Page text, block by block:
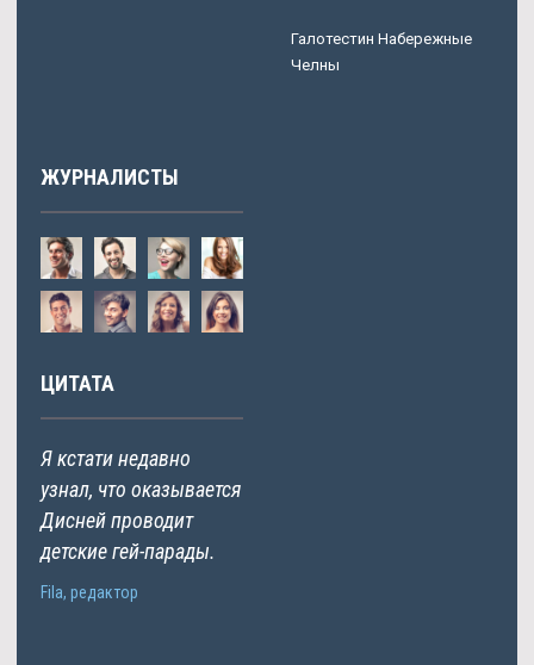
Галотестин Набережные
Челны
ЖУРНАЛИСТЫ
ЦИТАТА
Я кстати недавно
узнал, что оказывается
Дисней проводит
детские гей-парады.
Fila, редактор